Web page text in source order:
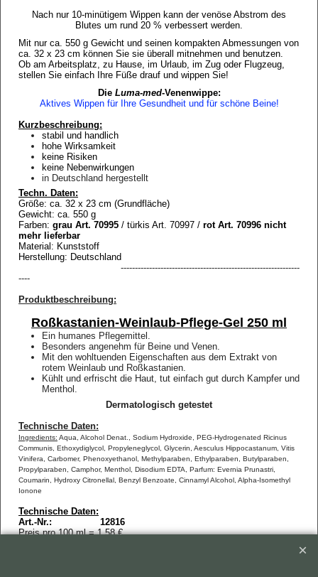
Nach nur 10-minütigem Wippen kann der venöse Abstrom des
Blutes um rund 20 % verbessert werden.
Mit nur ca. 550 g Gewicht und seinen kompakten Abmessungen von
ca. 32 x 23 cm können Sie sie überall mitnehmen und benutzen.
Ob am Arbeitsplatz, zu Hause, im Urlaub, im Zug oder Flugzeug,
stellen Sie einfach Ihre Füße drauf und wippen Sie!
Die Luma-med-Venenwippe:
Aktives Wippen für Ihre Gesundheit und für schöne Beine!
Kurzbeschreibung:
stabil und handlich
hohe Wirksamkeit
keine Risiken
keine Nebenwirkungen
in Deutschland hergestellt
Techn. Daten:
Größe: ca. 32 x 23 cm (Grundfläche)
Gewicht: ca. 550 g
Farben: grau Art. 70995 / türkis Art. 70997 / rot Art. 70996 nicht
mehr lieferbar
Material: Kunststoff
Herstellung: Deutschland
---------------------------------------------------------------
----
Produktbeschreibung:
Roßkastanien-Weinlaub-Pflege-Gel 250 ml
Ein humanes Pflegemittel.
Besonders angenehm für Beine und Venen.
Mit den wohltuenden Eigenschaften aus dem Extrakt von
rotem Weinlaub und Roßkastanien.
Kühlt und erfrischt die Haut, tut einfach gut durch Kampfer und
Menthol.
Dermatologisch getestet
Technische Daten:
Ingredients: Aqua, Alcohol Denat., Sodium Hydroxide, PEG-Hydrogenated Ricinus
Communis, Ethoxydiglycol, Propyleneglycol, Glycerin, Aesculus Hippocastanum, Vitis
Vinifera, Carbomer, Phenoxyethanol, Methylparaben, Ethylparaben, Butylparaben,
Propylparaben, Camphor, Menthol, Disodium EDTA, Parfum: Evernia Prunastri,
Coumarin, Hydroxy Citronellal, Benzyl Benzoate, Cinnamyl Alcohol, Alpha-Isomethyl
Ionone
Technische Daten:
Art.-Nr.: 12816
Preis pro 100 ml = 1,58 €